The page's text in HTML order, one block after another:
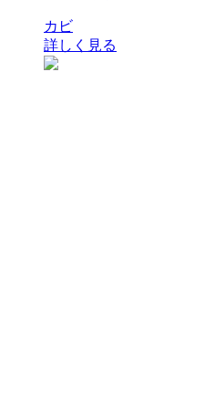
カビ
詳しく見る